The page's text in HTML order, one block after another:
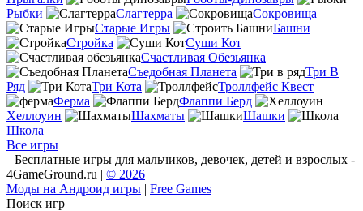
Рыбки
Слагтерра
Сокровища
Старые Игры
Башни
Стройка
Суши Кот
Счастливая Обезьянка
Съедобная Планета
Три В
Ряд
Три Кота
Троллфейс Квест
Ферма
Флаппи Берд
Хеллоуин
Шахматы
Шашки
Школа
Все игры
Бесплатные игры для мальчиков, девочек, детей и взрослых -
4GameGround.ru | © 2026
Моды на Андроид игры | Free Games
Поиск игр